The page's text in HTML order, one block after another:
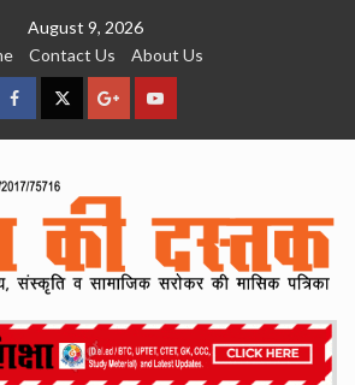
August 9, 2026
Contact Us About Us
facebookTwitterGoogleYouTube